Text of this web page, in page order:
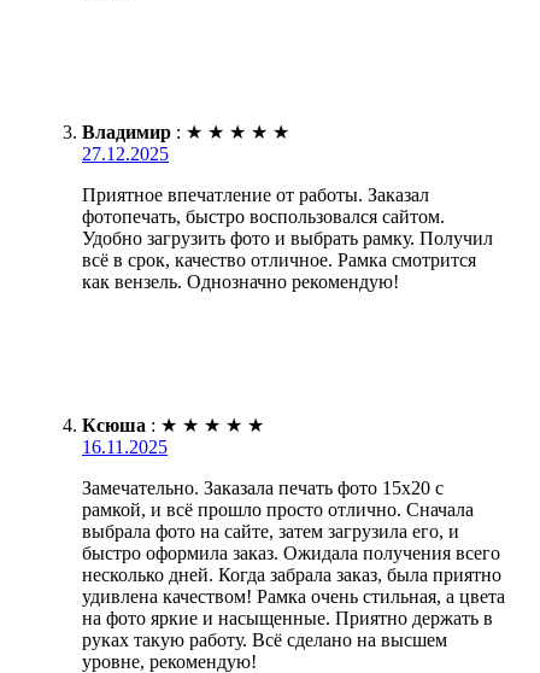
Владимир : ★ ★ ★ ★ ★
27.12.2025
Приятное впечатление от работы. Заказал
фотопечать, быстро воспользовался сайтом.
Удобно загрузить фото и выбрать рамку. Получил
всё в срок, качество отличное. Рамка смотрится
как вензель. Однозначно рекомендую!
Ксюша : ★ ★ ★ ★ ★
16.11.2025
Замечательно. Заказала печать фото 15х20 с
рамкой, и всё прошло просто отлично. Сначала
выбрала фото на сайте, затем загрузила его, и
быстро оформила заказ. Ожидала получения всего
несколько дней. Когда забрала заказ, была приятно
удивлена качеством! Рамка очень стильная, а цвета
на фото яркие и насыщенные. Приятно держать в
руках такую работу. Всё сделано на высшем
уровне, рекомендую!